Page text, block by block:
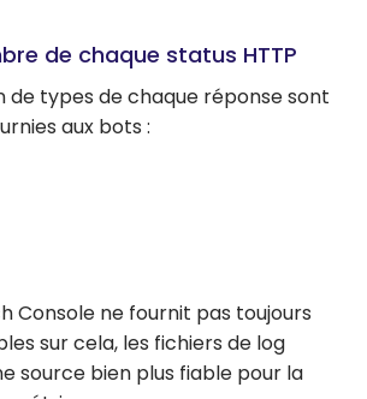
de chaque status HTTP
de types de chaque réponse sont
aux bots :
Console ne fournit pas toujours
sur cela, les fichiers de log
source bien plus fiable pour la